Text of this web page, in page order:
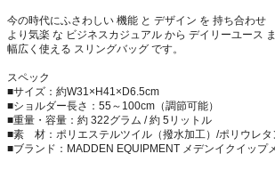
今の時代にふさわしい 機能 と デザイン を 持ち合わせ
より気楽 な ビジネスカジュアル から デイリーユース
幅広く使える スリングバッグ です。
スペック
■サイズ：約W31×H41×D6.5cm
■ショルダー長さ：55～100cm（調節可能）
■重量・容量：約 322グラム / 約 5リットル
■素 材：ポリエステルツイル（撥水加工）/ポリウレタ
■ブランド：MADDEN EQUIPMENT メデンイクイップ